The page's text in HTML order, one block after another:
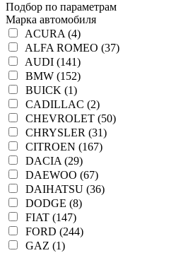
Подбор по параметрам
Марка автомобиля
ACURA (4)
ALFA ROMEO (37)
AUDI (141)
BMW (152)
BUICK (1)
CADILLAC (2)
CHEVROLET (50)
CHRYSLER (31)
CITROEN (167)
DACIA (29)
DAEWOO (67)
DAIHATSU (36)
DODGE (8)
FIAT (147)
FORD (244)
GAZ (1)